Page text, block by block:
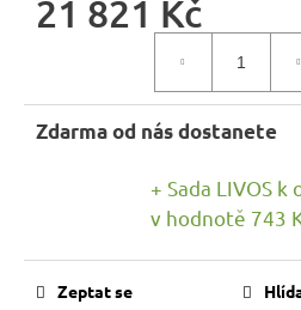
21 821 Kč
Zdarma od nás dostanete
+ Sada LIVOS
v hodnotě 743
Zeptat se
e
m
TABURET
MEXICANA
SIL02